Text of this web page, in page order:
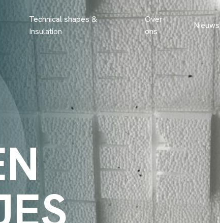
Technical shapes &
Insulation
Over
ons
Nieuws